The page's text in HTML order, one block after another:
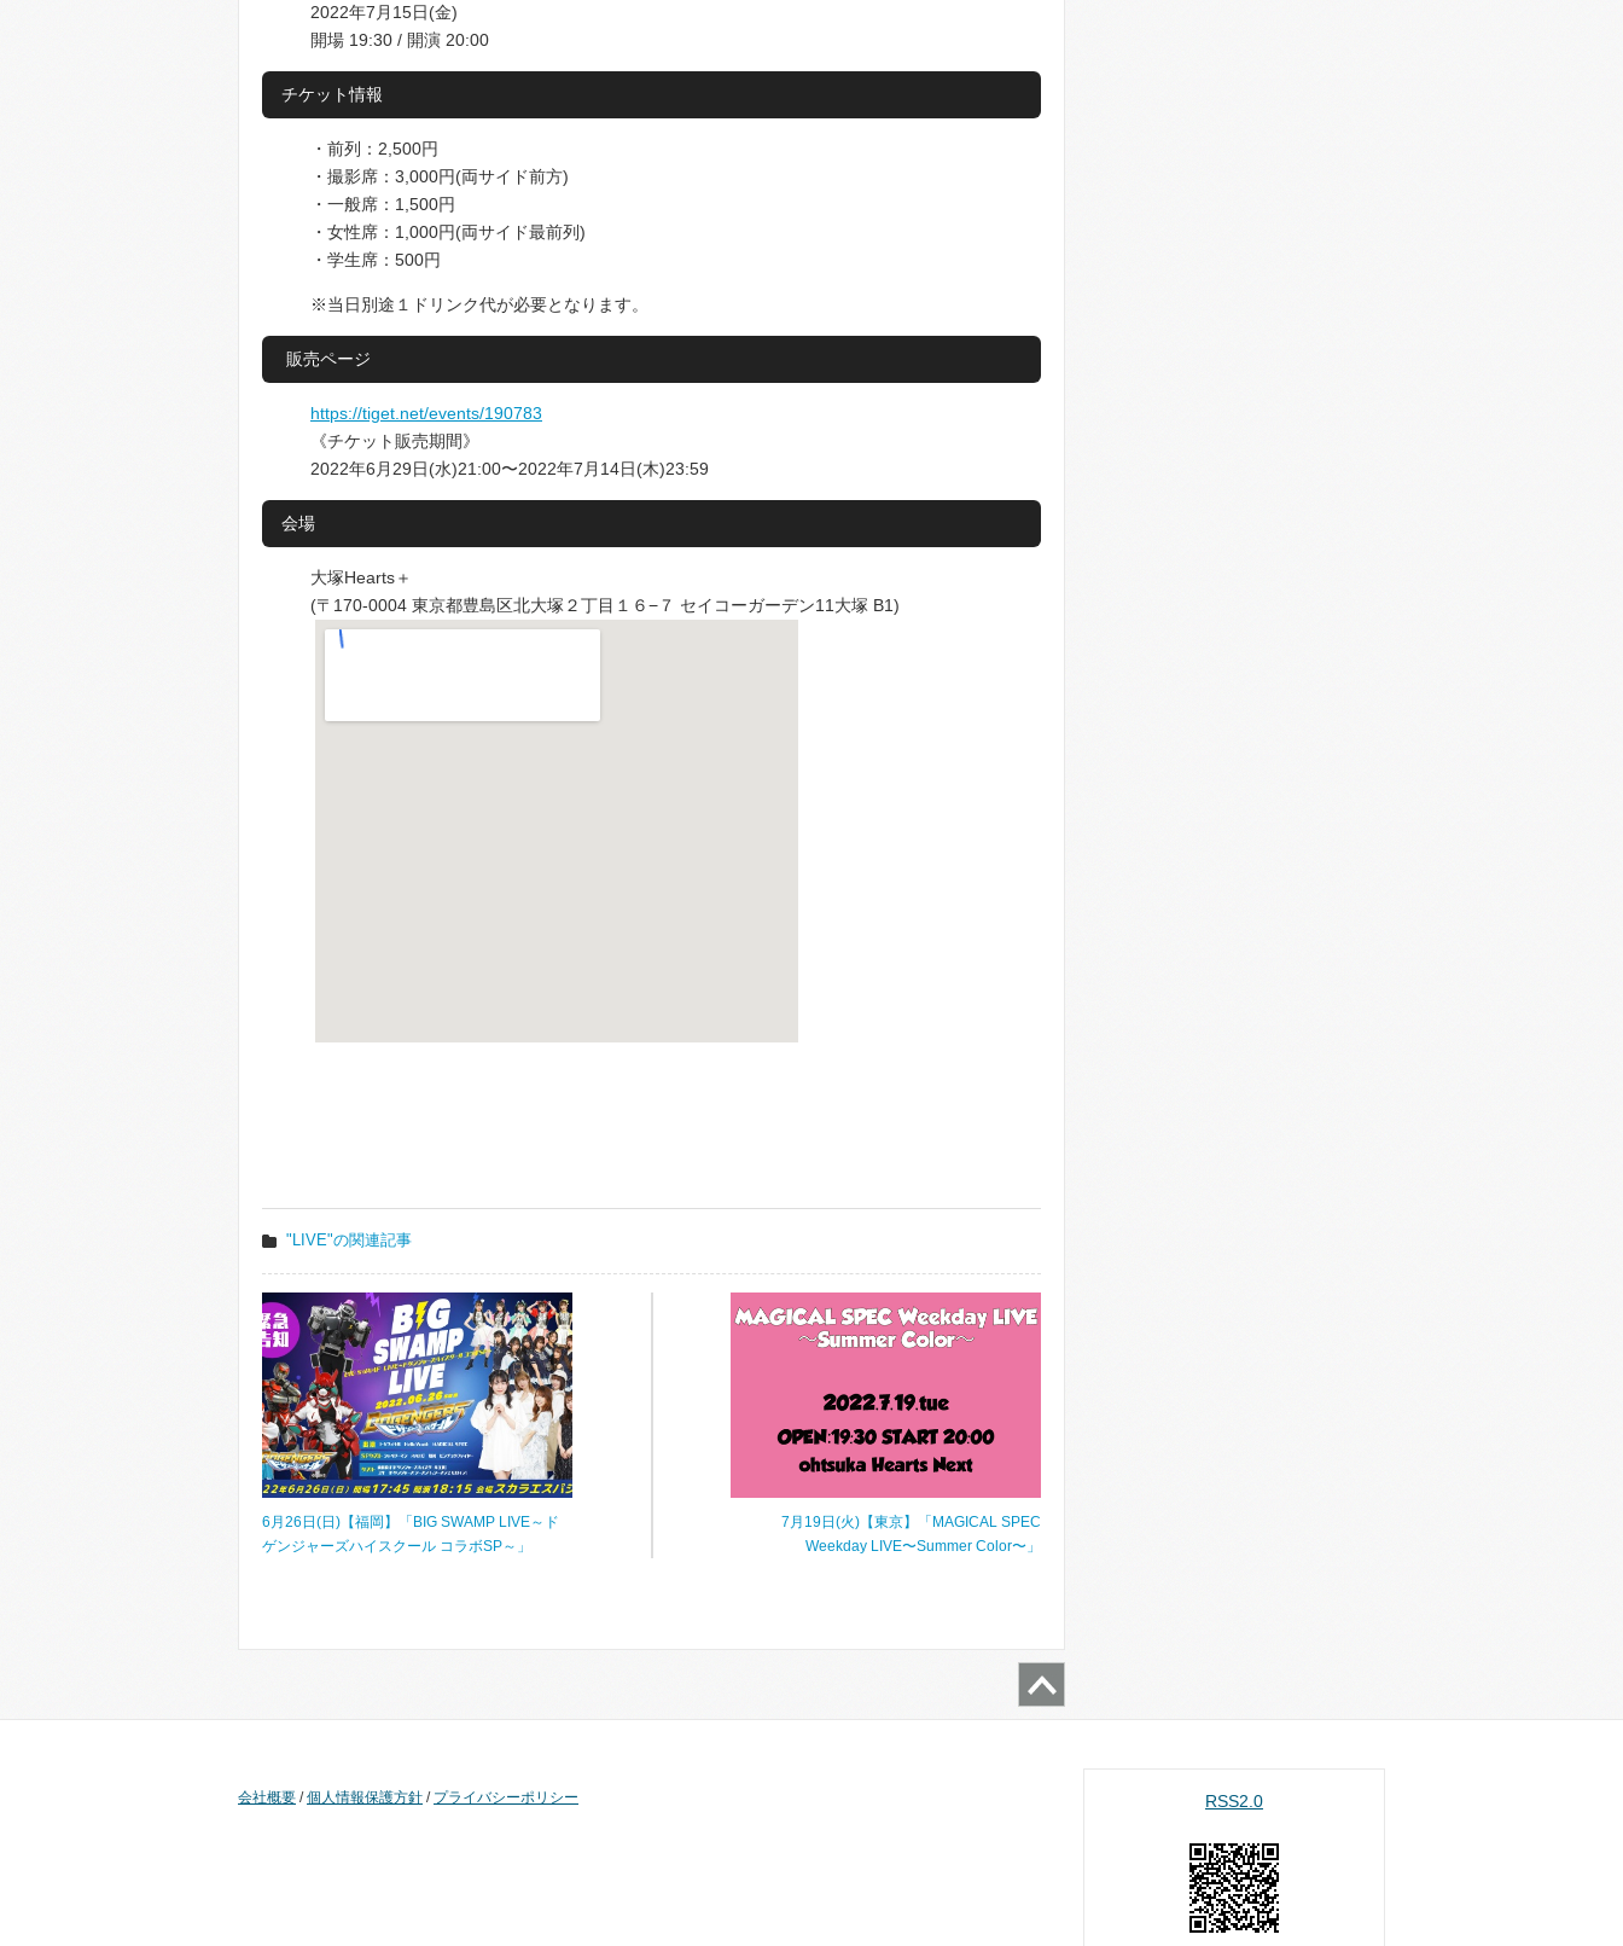
2022年7月15日(金)
開場 19:30 / 開演 20:00
チケット情報
・前列：2,500円
・撮影席：3,000円(両サイド前方)
・一般席：1,500円
・女性席：1,000円(両サイド最前列)
・学生席：500円
※当日別途１ドリンク代が必要となります。
販売ページ
https://tiget.net/events/190783
《チケット販売期間》
2022年6月29日(水)21:00〜2022年7月14日(木)23:59
会場
大塚Hearts＋
(〒170-0004 東京都豊島区北大塚２丁目１６−７ セイコーガーデン11大塚 B1)
"LIVE"の関連記事
6月26日(日)【福岡】「BIG SWAMP LIVE～ド
ゲンジャーズハイスクール コラボSP～」
7月19日(火)【東京】「MAGICAL SPEC
Weekday LIVE〜Summer Color〜」
会社概要 /個人情報保護方針 / プライバシーポリシー RSS2.0